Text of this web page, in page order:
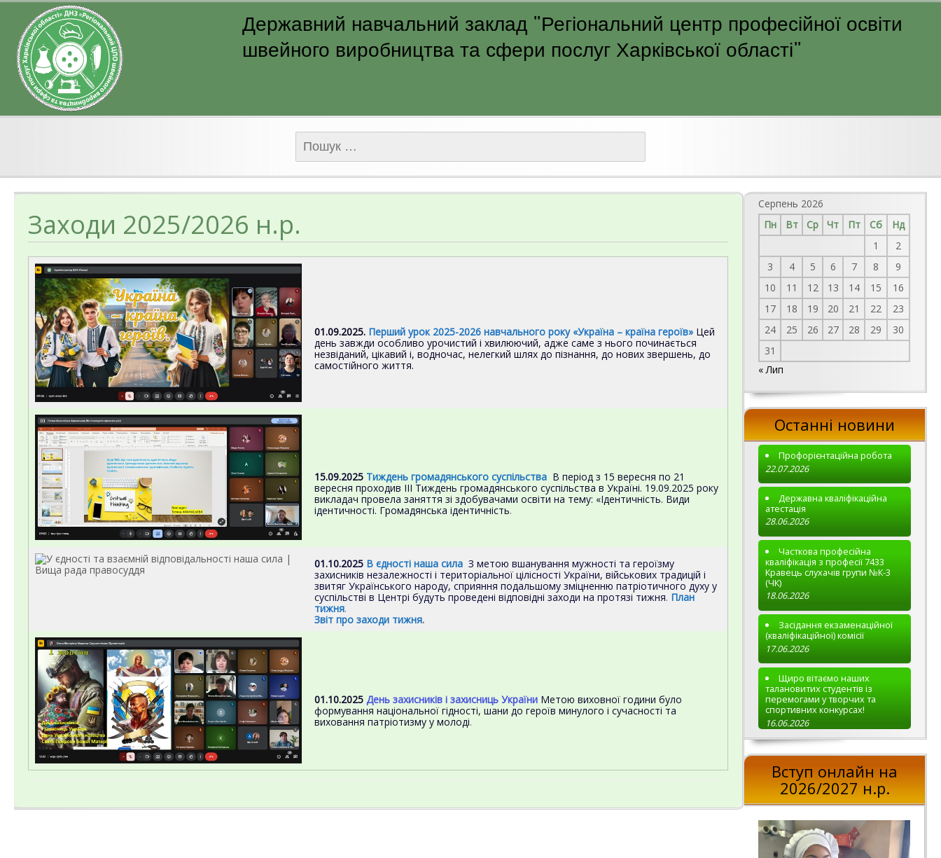
Державний навчальний заклад "Регіональний центр професійної освіти
швейного виробництва та сфери послуг Харківської області"
Заходи 2025/2026 н.р.
01.09.2025. Перший урок 2025-2026 навчального року «Україна – країна героїв» Цей
день завжди особливо урочистий і хвилюючий, адже саме з нього починається
незвіданий, цікавий і, водночас, нелегкий шлях до пізнання, до нових звершень, до
самостійного життя.
15.09.2025 Тиждень громадянського суспільства В період з 15 вересня по 21
вересня проходив ІІІ Тиждень громадянського суспільства в Україні. 19.09.2025 року
викладач провела заняття зі здобувачами освіти на тему: «Ідентичність. Види
ідентичності. Громадянська ідентичність.
01.10.2025 В єдності наша сила З метою вшанування мужності та героїзму
захисників незалежності і територіальної цілісності України, військових традицій і
звитяг Українського народу, сприяння подальшому зміцненню патріотичного духу у
суспільстві в Центрі будуть проведені відповідні заходи на протязі тижня. План
тижня.
Звіт про заходи тижня.
01.10.2025 День захисників і захисниць України Метою виховної години було
формування національної гідності, шани до героїв минулого і сучасності та
виховання патріотизму у молоді.
Серпень 2026
Пн
Вт Ср Чт Пт Сб
Нд
1
2
3
4 5 6 7 8
9
10
11 12 13 14 15
16
17
18 19 20 21 22
23
24
25 26 27 28 29
30
31
« Лип
Останні новини
Профорієнтаційна робота
22.07.2026
Державна кваліфікаційна
атестація
28.06.2026
Часткова професійна
кваліфікація з професії 7433
Кравець слухачів групи №К-3
(ЧК)
18.06.2026
Засідання екзаменаційної
(кваліфікаційної) комісії
17.06.2026
Щиро вітаємо наших
талановитих студентів із
перемогами у творчих та
спортивних конкурсах!
16.06.2026
Вступ онлайн на
2026/2027 н.р.